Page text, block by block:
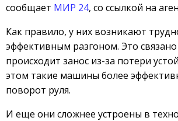
сообщает МИР 24, со ссылкой на
Как правило, у них возникают
эффективным разгоном. Это связано
происходит занос из-за потери
этом такие машины более
поворот руля.
И еще они сложнее устроены в